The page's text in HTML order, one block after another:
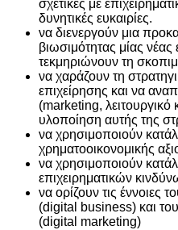
σχετικές με
δυνητικές ευκαιρίες.
να διενεργούν μια
βιωσιμότητας μίας νέας
τεκμηριώνουν τη
να χαράζουν τη
επιχείρησης και να
(marketing,
υλοποίηση αυτής της
να χρησιμοποιούν
χρηματοοικονομικής
να χρησιμοποιούν
επιχειρηματικών
να ορίζουν τις έννοιες
(digital business) και του
(digital marketing)